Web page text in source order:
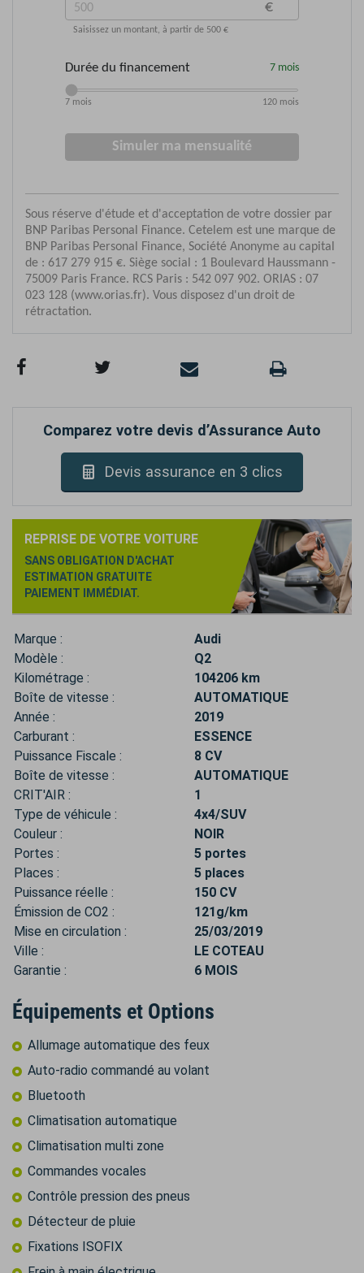
Comparez votre devis d’Assurance Auto
Devis assurance en 3 clics
REPRISE DE VOTRE VOITURE
SANS OBLIGATION D'ACHAT
ESTIMATION GRATUITE
PAIEMENT IMMÉDIAT.
Marque :
Audi
Modèle :
Q2
Kilométrage :
104206 km
Boîte de vitesse :
AUTOMATIQUE
Année :
2019
Carburant :
ESSENCE
Puissance Fiscale :
8 CV
Boîte de vitesse :
AUTOMATIQUE
CRIT'AIR :
1
Type de véhicule :
4x4/SUV
Couleur :
NOIR
Portes :
5 portes
Places :
5 places
Puissance réelle :
150 CV
Émission de CO2 :
121g/km
Mise en circulation :
25/03/2019
Ville :
LE COTEAU
Garantie :
6 MOIS
Équipements et Options
Allumage automatique des feux
Auto-radio commandé au volant
Bluetooth
Climatisation automatique
Climatisation multi zone
Commandes vocales
Contrôle pression des pneus
Détecteur de pluie
Fixations ISOFIX